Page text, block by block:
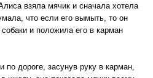
взяла мячик и сначала хотела
что если его вымыть, то он
и положила его в карман
дороге, засунув руку в карман,